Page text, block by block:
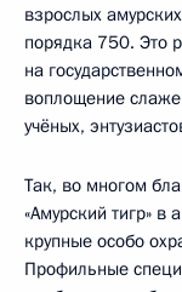
взрослых
порядка 750. Это
на
воплощение
учёных,
Так, во многом
«Амурский тигр»
крупные особо
Профильные